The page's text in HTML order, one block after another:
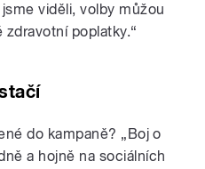
viděli, volby můžou
poplatky.“
do kampaně? „Boj o
a hojně na sociálních